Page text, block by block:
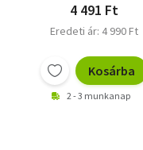
4 491 Ft
Eredeti ár: 4 990 Ft
Kosárba
2 - 3 munkanap